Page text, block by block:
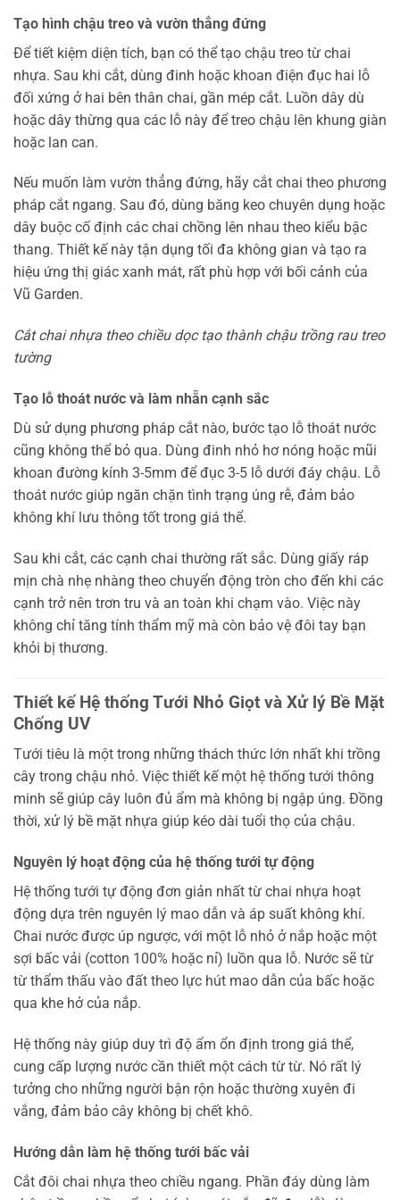
Tạo hình chậu treo và vườn thẳng đứng
Để tiết kiệm diện tích, bạn có thể tạo chậu treo từ chai
nhựa. Sau khi cắt, dùng đinh hoặc khoan điện đục hai lỗ
đối xứng ở hai bên thân chai, gần mép cắt. Luồn dây dù
hoặc dây thừng qua các lỗ này để treo chậu lên khung giàn
hoặc lan can.
Nếu muốn làm vườn thẳng đứng, hãy cắt chai theo phương
pháp cắt ngang. Sau đó, dùng băng keo chuyên dụng hoặc
dây buộc cố định các chai chồng lên nhau theo kiểu bậc
thang. Thiết kế này tận dụng tối đa không gian và tạo ra
hiệu ứng thị giác xanh mát, rất phù hợp với bối cảnh của
Vũ Garden.
Cắt chai nhựa theo chiều dọc tạo thành chậu trồng rau treo
tường
Tạo lỗ thoát nước và làm nhẵn cạnh sắc
Dù sử dụng phương pháp cắt nào, bước tạo lỗ thoát nước
cũng không thể bỏ qua. Dùng đinh nhỏ hơ nóng hoặc mũi
khoan đường kính 3-5mm để đục 3-5 lỗ dưới đáy chậu. Lỗ
thoát nước giúp ngăn chặn tình trạng úng rễ, đảm bảo
không khí lưu thông tốt trong giá thể.
Sau khi cắt, các cạnh chai thường rất sắc. Dùng giấy ráp
mịn chà nhẹ nhàng theo chuyển động tròn cho đến khi các
cạnh trở nên trơn tru và an toàn khi chạm vào. Việc này
không chỉ tăng tính thẩm mỹ mà còn bảo vệ đôi tay bạn
khỏi bị thương.
Thiết kế Hệ thống Tưới Nhỏ Giọt và Xử lý Bề Mặt
Chống UV
Tưới tiêu là một trong những thách thức lớn nhất khi trồng
cây trong chậu nhỏ. Việc thiết kế một hệ thống tưới thông
minh sẽ giúp cây luôn đủ ẩm mà không bị ngập úng. Đồng
thời, xử lý bề mặt nhựa giúp kéo dài tuổi thọ của chậu.
Nguyên lý hoạt động của hệ thống tưới tự động
Hệ thống tưới tự động đơn giản nhất từ chai nhựa hoạt
động dựa trên nguyên lý mao dẫn và áp suất không khí.
Chai nước được úp ngược, với một lỗ nhỏ ở nắp hoặc một
sợi bấc vải (cotton 100% hoặc nỉ) luồn qua lỗ. Nước sẽ từ
từ thẩm thấu vào đất theo lực hút mao dẫn của bấc hoặc
qua khe hở của nắp.
Hệ thống này giúp duy trì độ ẩm ổn định trong giá thể,
cung cấp lượng nước cần thiết một cách từ từ. Nó rất lý
tưởng cho những người bận rộn hoặc thường xuyên đi
vắng, đảm bảo cây không bị chết khô.
Hướng dẫn làm hệ thống tưới bấc vải
Cắt đôi chai nhựa theo chiều ngang. Phần đáy dùng làm